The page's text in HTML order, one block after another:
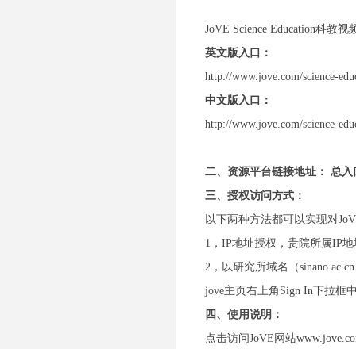
JoVE Science Education科教视
英文版入口：
http://www.jove.com/science-
中文版入口：
http://www.jove.com/science-
二、资源平台链接地址： 总入
三、授权访问方式：
以下两种方法都可以实现对
1，IP地址授权，贵院所属IP
2，以研究所域名（
jove主页右上角Sign In下拉框
四、使用说明：
点击访问JoVE网站